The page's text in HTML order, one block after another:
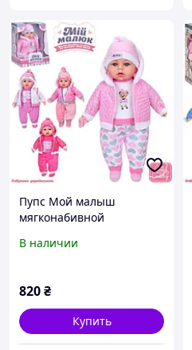
Пупс Мой малыш
мягконабивной
6122 I UA
В наличии
820₴
Купить